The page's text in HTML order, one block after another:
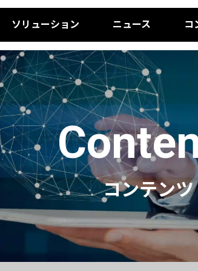
ソリューション ニュース コ
コンテンツ